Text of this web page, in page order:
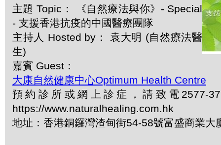
主題 Topic： 《自然療法與你》- Special
- 支援香港抗疫的中國醫療團隊
主持人 Hosted by： 袁大明 (自然療法醫
生)
嘉賓 Guest：
大康自然健康中心Optimum Health Centre
預約診所或網上診症，請致電2577-
https://www.naturalhealing.com.hk
地址：香港銅鑼灣渣甸街54-58號富盛商業大